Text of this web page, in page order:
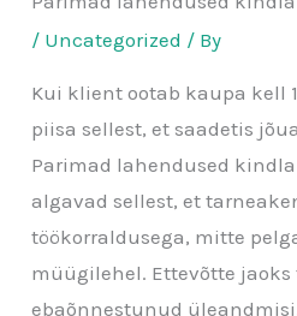
/ Uncategorized / By
Kui klient ootab kaupa kell
piisa sellest, et saadetis
Parimad lahendused
algavad sellest, et
töökorraldusega, mitte
müügilehel. Ettevõtte jaoks
ebaõnnestunud